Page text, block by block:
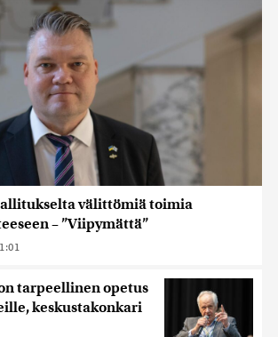
välittömiä toimia
– ”Viipymättä”
tarpeellinen opetus
keskustakonkari